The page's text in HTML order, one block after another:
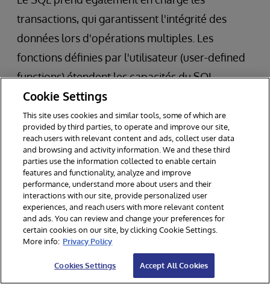
transactions, qui garantissent l'intégrité des
données lors d'opérations multiples. Les
fonctions définies par l'utilisateur (user-defined
functions) étendent les capacités du SQL,
permettant de réaliser des opérations
personnalisées adaptées à des besoins
spécifiques.
Cookie Settings
This site uses cookies and similar tools, some of which are
provided by third parties, to operate and improve our site,
reach users with relevant content and ads, collect user data
and browsing and activity information. We and these third
parties use the information collected to enable certain
features and functionality, analyze and improve
performance, understand more about users and their
interactions with our site, provide personalized user
experiences, and reach users with more relevant content
and ads. You can review and change your preferences for
certain cookies on our site, by clicking Cookie Settings.
More info: Privacy Policy
Cookies Settings Accept All Cookies